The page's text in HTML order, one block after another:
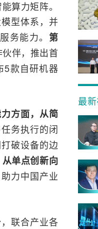
算力矩阵。
型体系，并
务能力。 第
伴，推出首
5款自研机器
方面，从简
务执行的闭
破设备的边
单点创新向
力中国产业
联合产业各
最